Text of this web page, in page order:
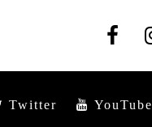
Twitter YouTube